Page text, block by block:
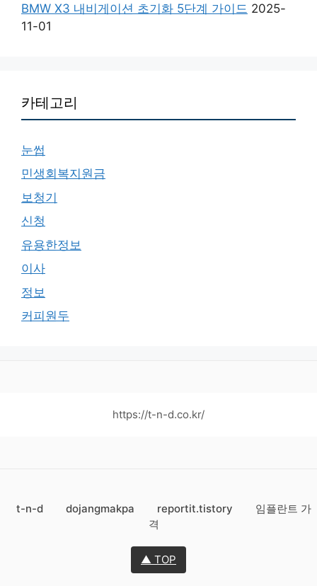
BMW X3 내비게이션 초기화 5단계 가이드 2025-
11-01
카테고리
눈썹
민생회복지원금
보청기
신청
유용한정보
이사
정보
커피원두
https://t-n-d.co.kr/
t-n-d dojangmakpa reportit.tistory
임플란트 가
격
▲ TOP